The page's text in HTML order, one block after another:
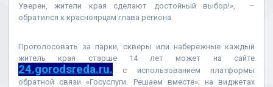
Уверен, жители края сделают достойный выбор!», –
обратился к красноярцам глава региона.
Проголосовать за парки, скверы или набережные каждый
житель края старше 14 лет может на сайте
24.gorodsreda.ru. с использованием платформы
обратной связи «Госуслуги. Решаем вместе»; на виджетах